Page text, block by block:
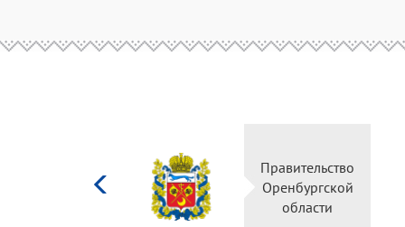
Правительство
Оренбургской
области